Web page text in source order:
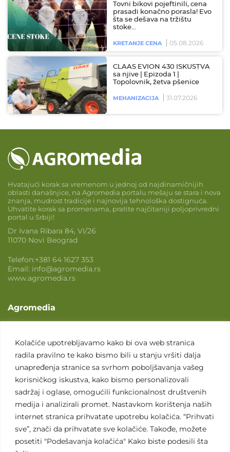
Kolačiće upotrebljavamo kako bi ova web stranica
radila pravilno te kako bismo bili u stanju vršiti dalja
unapređenja stranice sa svrhom poboljšavanja vašeg
korisničkog iskustva, kako bismo personalizovali
sadržaj i oglase, omogućili funkcionalnost društvenih
medija i analizirali promet. Nastavkom korištenja naših
internet stranica prihvatate upotrebu kolačića. “Prihvati
sve”, znači da prihvatate sve kolačiće. Takođe, možete
posetiti "Podešavanja kolačića" Kako biste podesili šta
Tovni bikovi pojeftinili, cena
prasadi konačno porasla! Evo
šta se dešava na tržištu
stoke…
KRETANJE CENA 05.08.2026
CLAAS EVION 430 ISKUSTVA
sa njive | Epizoda 1 |
Topolovnik, žetva pšenice
MEHANIZACIJA 31.07.2026
Hvatajući korak sa vremenom u jednoj od najdinamičnijih
oblasti današnjice, na Agromedia portalu mešaju se stara i nova
znanja, mudrost tradicije i najnovija tehnološka dostignuća.
Uhvatite korak sa promenama, pratite najčitaniji poljoprivredni
portal u Srbiji!
Dr Ivana Ribara 84, VI/26
11070 Novi Beograd
Telefon:+381 64 1627 353
Email: info@agromedia.rs
www.agromedia.rs
Agromedia
Svet poljoprivrede
Marketing usluge
Tražimo saradnike
Kontakt
Kontakt